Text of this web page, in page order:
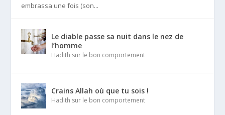
embrassa une fois (son...
Le diable passe sa nuit dans le nez de
l’homme
Hadith sur le bon comportement
Crains Allah où que tu sois !
Hadith sur le bon comportement